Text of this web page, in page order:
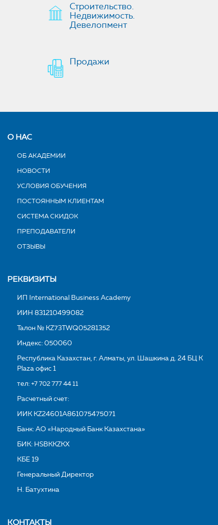
Строительство.
Недвижимость.
Девелопмент
Продажи
О НАС
ОБ АКАДЕМИИ
НОВОСТИ
УСЛОВИЯ ОБУЧЕНИЯ
ПОСТОЯННЫМ КЛИЕНТАМ
СИСТЕМА СКИДОК
ПРЕПОДАВАТЕЛИ
ОТЗЫВЫ
РЕКВИЗИТЫ
ИП International Business Academy
ИИН 831210499082
Талон № KZ73TWQ05281352
Индекс: 050060
Республика Казахстан, г. Алматы, ул. Шашкина д. 24 БЦ K
Plaza офис 1
тел:+7 702 777 44 11
Расчетный счет:
ИИК KZ24601A861075475071
Банк: АО «Народный Банк Казахстана»
БИК: HSBKKZKX
КБЕ 19
Генеральный Директор
Н. Батухтина
КОНТАКТЫ